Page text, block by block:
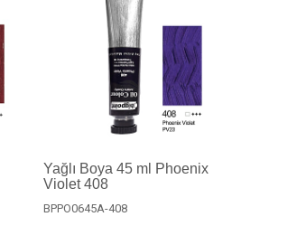
Yağlı Boya 45 ml Phoenix
Violet 408
BPPO0645A-408